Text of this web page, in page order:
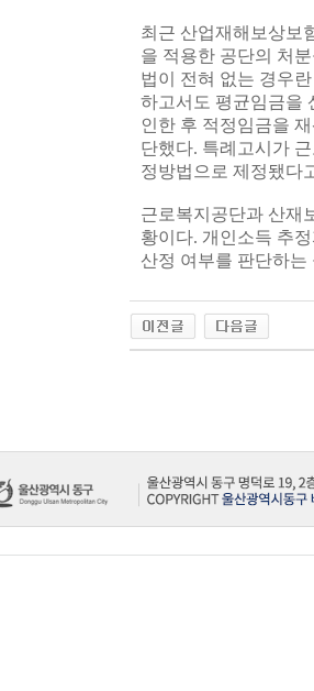
최근 산업재해보상보
을 적용한 공단의 처
법이 전혀 없는 경우
하고서도 평균임금을
인한 후 적정임금을
단했다. 특례고시가
정방법으로 제정됐다
근로복지공단과 산재
황이다. 개인소득 추
산정 여부를 판단하